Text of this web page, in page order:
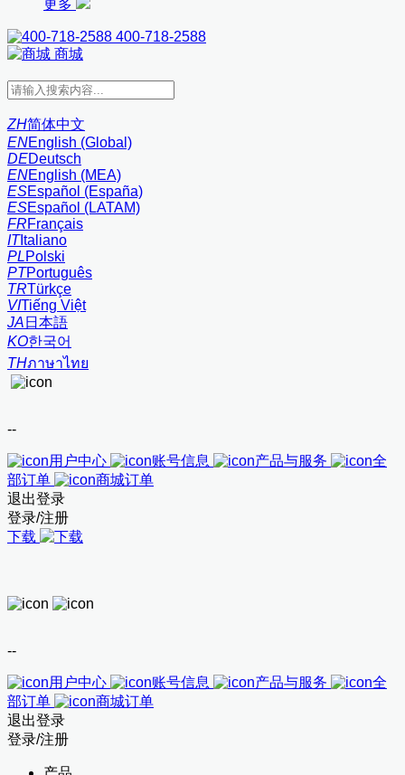
更多
400-718-2588
商城
ZH简体中文
ENEnglish (Global)
DEDeutsch
ENEnglish (MEA)
ESEspañol (España)
ESEspañol (LATAM)
FRFrançais
ITItaliano
PLPolski
PTPortuguês
TRTürkçe
VITiếng Việt
JA 日本語
KO한국어
THภาษาไทย
--
用户中心 账号信息 产品与服务
全
部订单
商城订单
退出登录
登录/注册
下载
--
用户中心 账号信息 产品与服务
全
部订单
商城订单
退出登录
登录/注册